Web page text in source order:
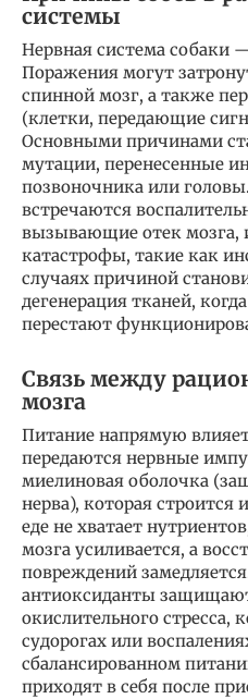
системы
Нервная система собаки
Поражения могут
спинной мозг, а также
(клетки, передающие
Основными причинами
мутации, перенесенные
позвоночника или
встречаются
вызывающие отек мозга,
катастрофы, такие как
случаях причиной
дегенерация тканей,
перестают
Связь между
мозга
Питание напрямую
передаются нервные
миелиновая оболочка
нерва), которая строится
еде не хватает
мозга усиливается, а
повреждений
антиоксиданты
окислительного стресса,
судорогах или
сбалансированном
приходят в себя после